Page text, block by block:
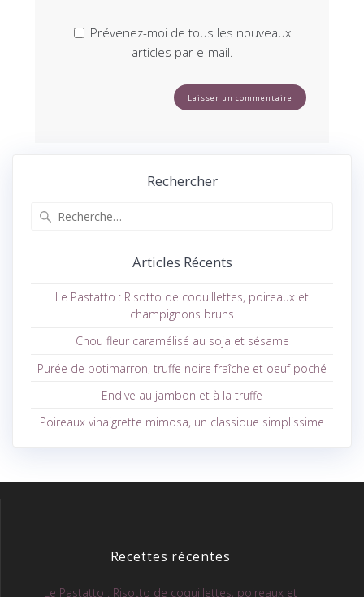
Prévenez-moi de tous les nouveaux
articles par e-mail.
Rechercher
Articles Récents
Le Pastatto : Risotto de coquillettes, poireaux et
champignons bruns
Chou fleur caramélisé au soja et sésame
Purée de potimarron, truffe noire fraîche et oeuf poché
Endive au jambon et à la truffe
Poireaux vinaigrette mimosa, un classique simplissime
Recettes récentes
Le Pastatto : Risotto de coquillettes, poireaux et